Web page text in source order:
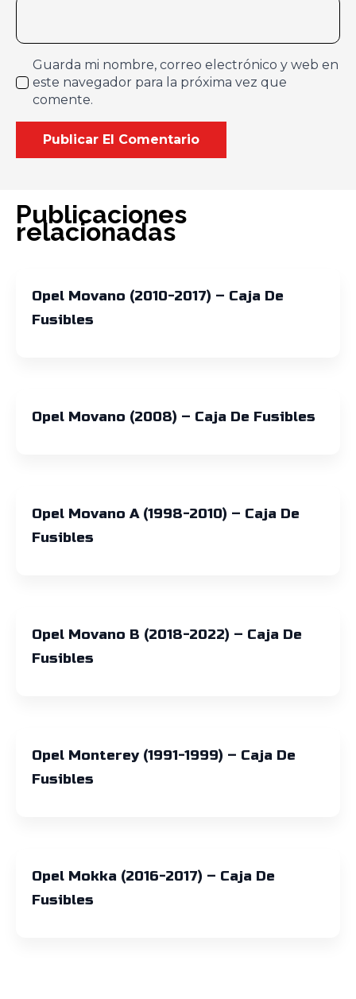
Guarda mi nombre, correo electrónico y web en
este navegador para la próxima vez que
comente.
Publicaciones
relacionadas
Opel Movano (2010-2017) – Caja De
Fusibles
Opel Movano (2008) – Caja De Fusibles
Opel Movano A (1998-2010) – Caja De
Fusibles
Opel Movano B (2018-2022) – Caja De
Fusibles
Opel Monterey (1991-1999) – Caja De
Fusibles
Opel Mokka (2016-2017) – Caja De
Fusibles